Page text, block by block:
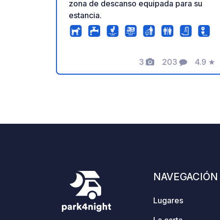
zona de descanso equipada para su
estancia.
3
Fotos
203
Comentarios
4.9 ★
NAVEGACIÓN
Lugares